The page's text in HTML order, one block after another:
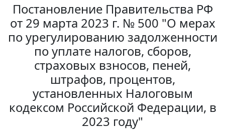
Постановление Правительства РФ
от 29 марта 2023 г. № 500 "О мерах
по урегулированию задолженности
по уплате налогов, сборов,
страховых взносов, пеней,
штрафов, процентов,
установленных Налоговым
кодексом Российской Федерации, в
2023 году"